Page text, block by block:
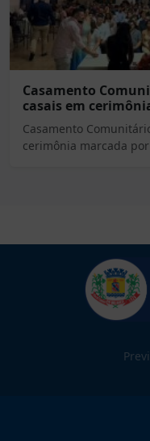
Casamento
casais em
Casamento
cerimônia marcada